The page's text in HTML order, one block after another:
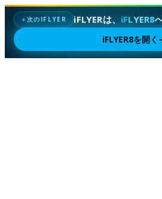
✦次のIFLYER iFLYERは、 iFLYER8
iFLYER8を開く